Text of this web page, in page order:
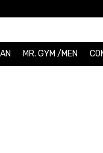
MR. GYM /MEN